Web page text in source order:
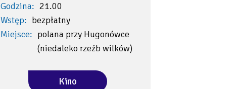
Godzina: 21.00
Wstęp: bezpłatny
Miejsce: polana przy Hugonówce
(niedaleko rzeźb wilków)
Kino